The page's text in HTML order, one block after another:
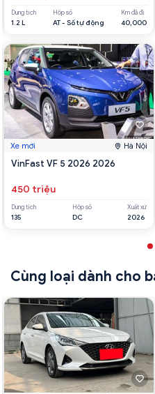
Dung tích
1.2 L
Hộp số
AT - Số tự động
Km đã đi
40,000
Xe mới Hà Nội
VinFast VF 5 2026 2026
450 triệu
Dung tích
135
Hộp số
DC
Xuất xứ
2026
Cùng loại dành cho